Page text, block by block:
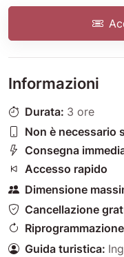
Informazioni
Durata: 3 ore
Non è necessario
Consegna
Accesso rapido
Dimensione
Cancellazione
Guida turistica: